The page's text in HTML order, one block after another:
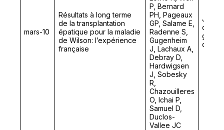
mars-10
Résultats à long terme
de la transplantation
épatique pour la maladie
de Wilson: l’expérience
française
P, Bernard
PH, Pageaux
GP, Salame E,
Radenne S,
Gugenheim
J, Lachaux A,
Debray D,
Hardwigsen
J, Sobesky
R,
Chazouilleres
O, Ichai P,
Samuel D,
Duclos-
Vallee JC